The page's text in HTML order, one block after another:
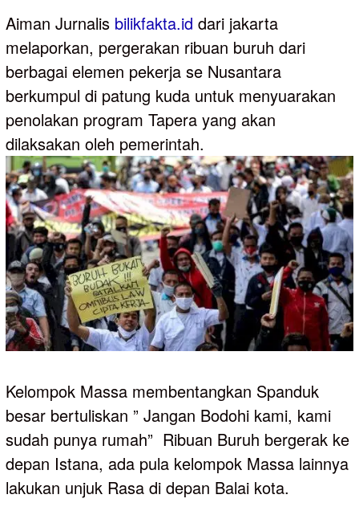
Aiman Jurnalis bilikfakta.id dari jakarta
melaporkan, pergerakan ribuan buruh dari
berbagai elemen pekerja se Nusantara
berkumpul di patung kuda untuk menyuarakan
penolakan program Tapera yang akan
dilaksakan oleh pemerintah.
Kelompok Massa membentangkan Spanduk
besar bertuliskan ” Jangan Bodohi kami, kami
sudah punya rumah” Ribuan Buruh bergerak ke
depan Istana, ada pula kelompok Massa lainnya
lakukan unjuk Rasa di depan Balai kota.